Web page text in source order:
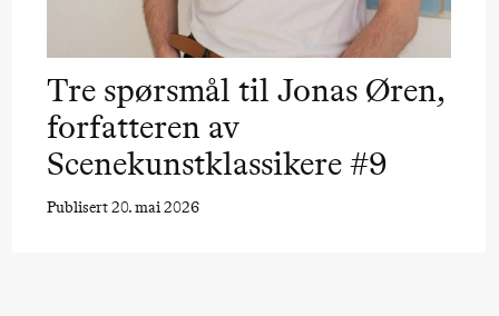
Sinfonietta /​
Furre Aam
–
av
Umemoto
Pinquins & Kjersti
Alm Eriksen
Hi sida
Tre spørsmål til Jonas Øren,
forfatteren av
Scenekunstklassikere #9
Publisert 20. mai 2026